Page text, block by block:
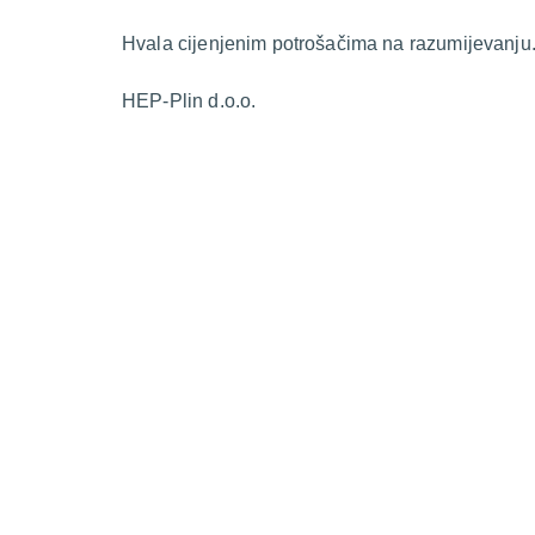
Hvala cijenjenim potrošačima na razumijevanju.
HEP-Plin d.o.o.